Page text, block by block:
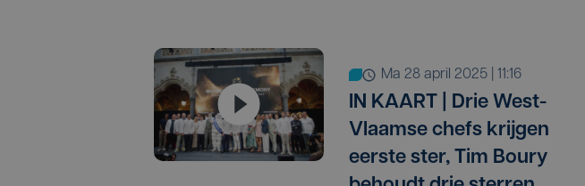
ma 28 april 2025 | 11:16
IN KAART | Drie West-
Vlaamse chefs krijgen
eerste ster, Tim Boury